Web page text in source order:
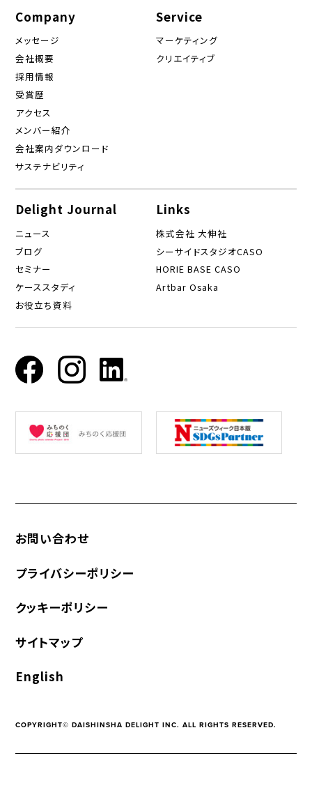
Company
メッセージ
会社概要
採用情報
受賞歴
アクセス
メンバー紹介
会社案内ダウンロード
サステナビリティ
Service
マーケティング
クリエイティブ
Delight Journal
ニュース
ブログ
セミナー
ケーススタディ
お役立ち資料
Links
株式会社 大伸社
シーサイドスタジオCASO
HORIE BASE CASO
Artbar Osaka
お問い合わせ
プライバシーポリシー
クッキーポリシー
サイトマップ
English
COPYRIGHT© DAISHINSHA DELIGHT INC. ALL RIGHTS RESERVED.